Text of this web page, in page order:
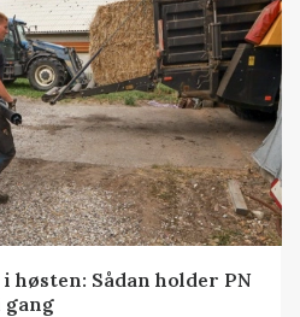
høsten: Sådan holder PN